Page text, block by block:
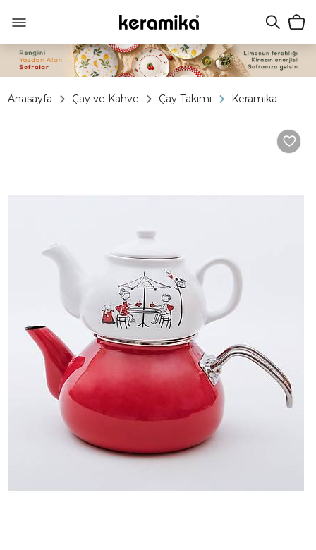
Anasayfa Çay ve Kahve Çay Takımı Keramika